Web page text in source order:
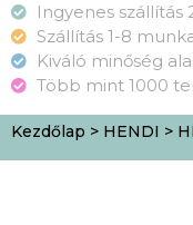
Ingyenes szállítás
Szállítás 1-8
Kiváló minőség
Több mint 1000
Kezdőlap > HENDI >